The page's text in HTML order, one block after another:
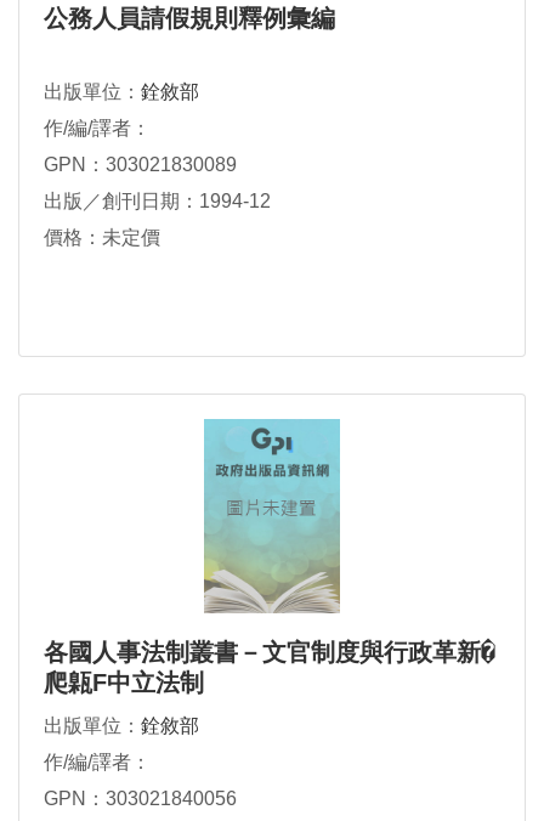
公務人員請假規則釋例彙編
出版單位： 銓敘部
作/編/譯者：
GPN：303021830089
出版／創刊日期：1994-12
價格：未定價
各國人事法制叢書－文官制度與行政革新�
爬甈F中立法制
出版單位： 銓敘部
作/編/譯者：
GPN：303021840056